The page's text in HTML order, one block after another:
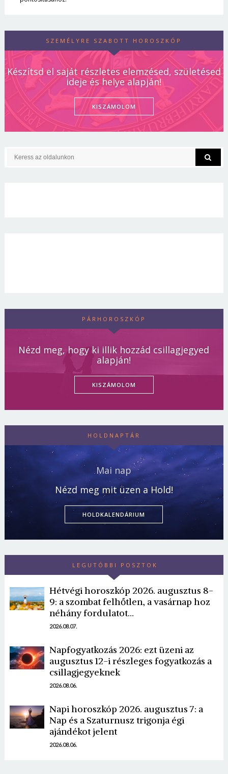
SZEMÉLYRE SZABOTT HOROSZKÓP
Készítsd el saját részletes elemzésed, születésed
ideje és helye alapján!
KISZÁMOLOM
PÁRHOROSZKÓP
Nézd meg, hogy ki illik hozzád csillagjegyed
alapján!
KISZÁMOLOM
HOLDNAPTÁR
Mai nap
Nézd meg mit üzen a Hold!
HOLDKALENDÁRIUM
LEGUTÓBBI POSZTOK
Hétvégi horoszkóp 2026. augusztus 8-
9: a szombat felhőtlen, a vasárnap hoz
néhány fordulatot…
2026.08.07.
Napfogyatkozás 2026: ezt üzeni az
augusztus 12-i részleges fogyatkozás a
csillagjegyeknek
2026.08.06.
Napi horoszkóp 2026. augusztus 7: a
Nap és a Szaturnusz trigonja égi
ajándékot jelent
2026.08.06.